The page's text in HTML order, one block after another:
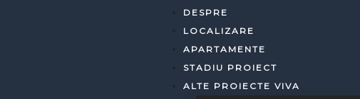
DESPRE
LOCALIZARE
APARTAMENTE
STADIU PROIECT
ALTE PROIECTE VIVA